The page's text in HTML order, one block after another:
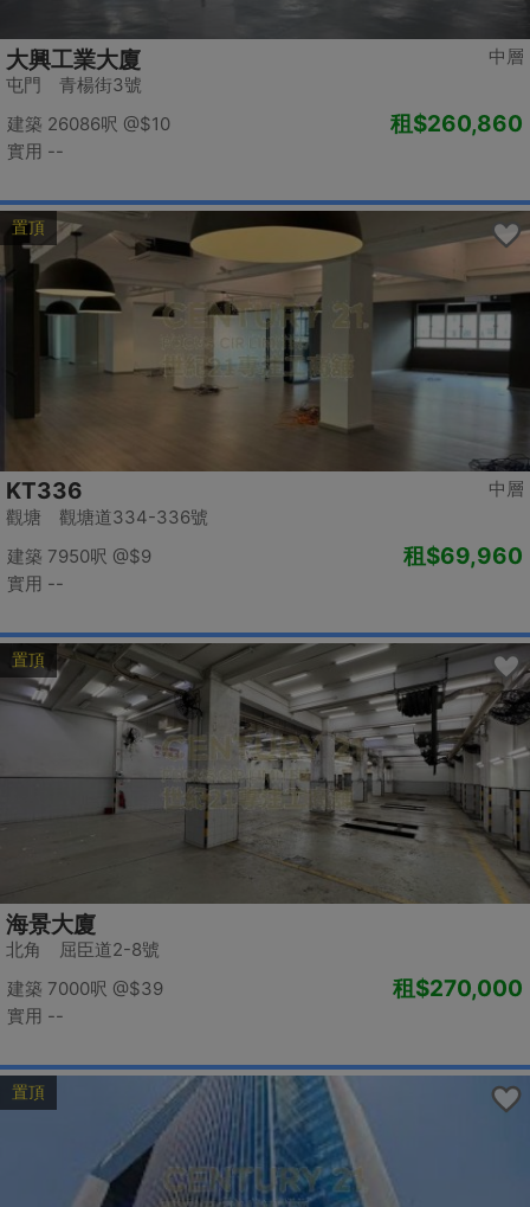
中層
大興工業大廈
屯門 青楊街3號
建築 26086呎 @$10
實用 --
租$260,860
置頂
中層
KT336
觀塘 觀塘道334-336號
建築 7950呎 @$9
實用 --
租$69,960
置頂
海景大廈
北角 屈臣道2-8號
建築 7000呎 @$39
實用 --
租$270,000
置頂